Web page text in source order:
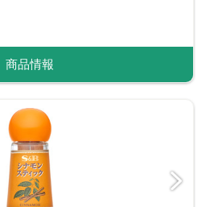
商品情報